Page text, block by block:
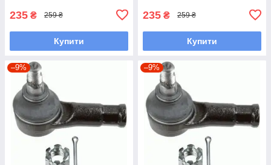
235 ₴ 259 ₴
Купити
235 ₴ 259 ₴
Купити
–9% –9%